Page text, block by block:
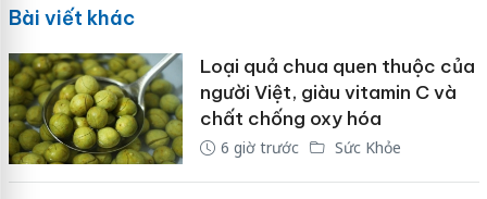
Bài viết khác
Loại quả chua quen thuộc của
người Việt, giàu vitamin C và
chất chống oxy hóa
6 giờ trước Sức Khỏe